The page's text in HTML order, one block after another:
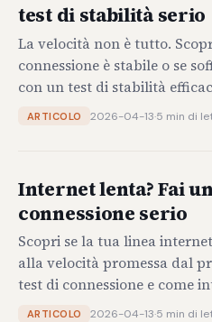
test di stabilità serio
La velocità non è tutto.
connessione è stabile o se
con un test di stabilità
ARTICOLO 2026-04-13·5 min di
Internet lenta? Fai
connessione serio
Scopri se la tua linea
alla velocità promessa dal
test di connessione e come
ARTICOLO 2026-04-13·5 min di